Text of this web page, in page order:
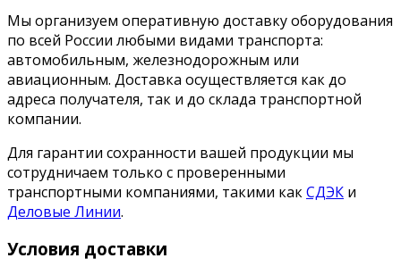
Мы организуем оперативную доставку оборудования
по всей России любыми видами транспорта:
автомобильным, железнодорожным или
авиационным. Доставка осуществляется как до
адреса получателя, так и до склада транспортной
компании.
Для гарантии сохранности вашей продукции мы
сотрудничаем только с проверенными
транспортными компаниями, такими какСДЭК и
Деловые Линии.
Условия доставки